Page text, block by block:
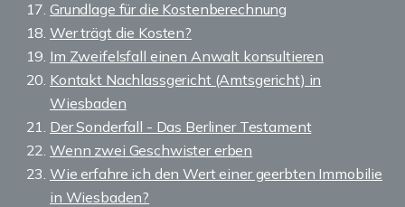
Grundlage für die Kostenberechnung
Wer trägt die Kosten?
Im Zweifelsfall einen Anwalt konsultieren
Kontakt Nachlassgericht (Amtsgericht) in
Wiesbaden
Der Sonderfall - Das Berliner Testament
Wenn zwei Geschwister erben
Wie erfahre ich den Wert einer geerbten Immobilie
in Wiesbaden?